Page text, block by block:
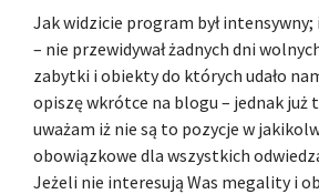
Jak widzicie program był intensywny;
– nie przewidywał żadnych dni
zabytki i obiekty do których udało
opiszę wkrótce na blogu – jednak już
uważam iż nie są to pozycje w
obowiązkowe dla wszystkich
Jeżeli nie interesują Was megality i